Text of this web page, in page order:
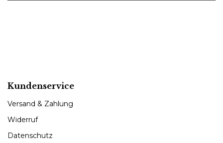
Kundenservice
Versand & Zahlung
Widerruf
Datenschutz